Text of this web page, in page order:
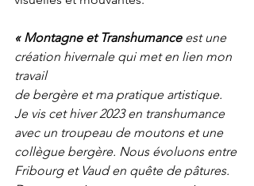
« Montagne et Transhumance est une
création hivernale qui met en lien mon
travail
de bergère et ma pratique artistique.
Je vis cet hiver 2023 en transhumance
avec un troupeau de moutons et une
collègue bergère. Nous évoluons entre
Fribourg et Vaud en quête de pâtures.